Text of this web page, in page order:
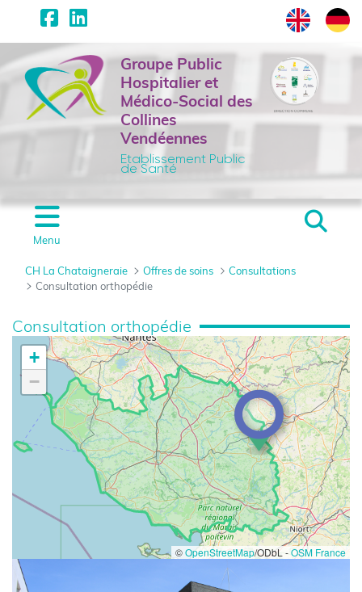
Saut au contenu principal
Groupe Public
Hospitalier et
Médico-Social des
Collines
Vendéennes
Etablissement Public
de Santé
Menu
CH La Chataigneraie Offres de soins
Consultations
Consultation orthopédie
Consultation
Consultation orthopédie
+
−
©OpenStreetMap/ODbL -OSM France
Panneau de gestion des cookies